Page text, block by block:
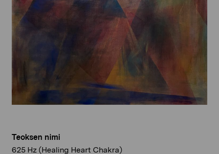
Teoksen nimi
625 Hz (Healing Heart Chakra)